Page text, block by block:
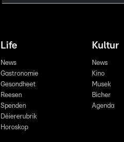
Life
News
Gastronomie
Gesondheet
Reesen
Spenden
Déiererubrik
Horoskop
Kultur
News
Kino
Musek
Bicher
Agenda